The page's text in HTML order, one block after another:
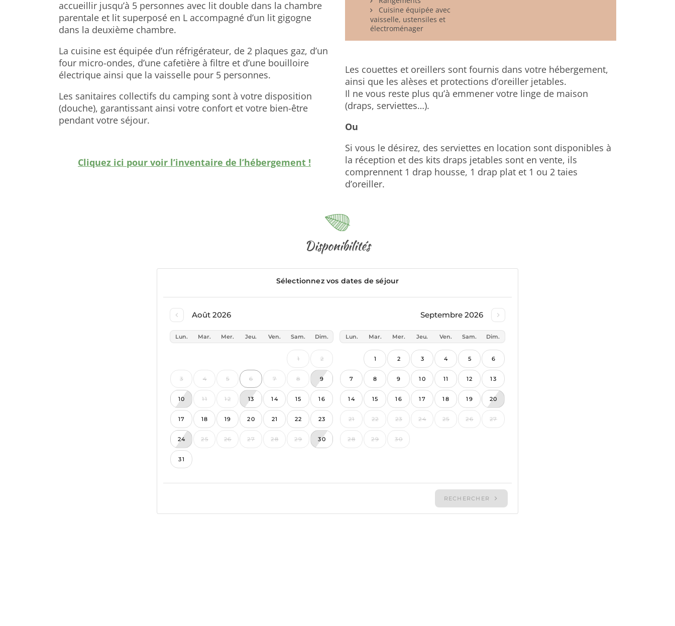
accueillir jusqu’à 5 personnes avec lit double dans la chambre
parentale et lit superposé en L accompagné d’un lit gigogne
dans la deuxième chambre.
La cuisine est équipée d’un réfrigérateur, de 2 plaques gaz, d’un
four micro-ondes, d’une cafetière à filtre et d’une bouilloire
électrique ainsi que la vaisselle pour 5 personnes.
Les sanitaires collectifs du camping sont à votre disposition
(douche), garantissant ainsi votre confort et votre bien-être
pendant votre séjour.
Cliquez ici pour voir l’inventaire de l’hébergement !
Cuisine équipée avec
vaisselle, ustensiles et
électroménager
Les couettes et oreillers sont fournis dans votre hébergement,
ainsi que les alèses et protections d’oreiller jetables.
Il ne vous reste plus qu’à emmener votre linge de maison
(draps, serviettes…).
Ou
Si vous le désirez, des serviettes en location sont disponibles à
la réception et des kits draps jetables sont en vente, ils
comprennent 1 drap housse, 1 drap plat et 1 ou 2 taies
d’oreiller.
Disponibilités